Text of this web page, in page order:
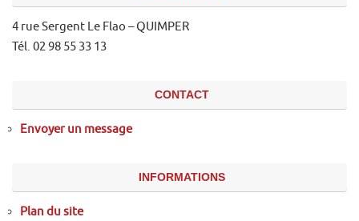
4 rue Sergent Le Flao – QUIMPER
Tél. 02 98 55 33 13
CONTACT
Envoyer un message
INFORMATIONS
Plan du site